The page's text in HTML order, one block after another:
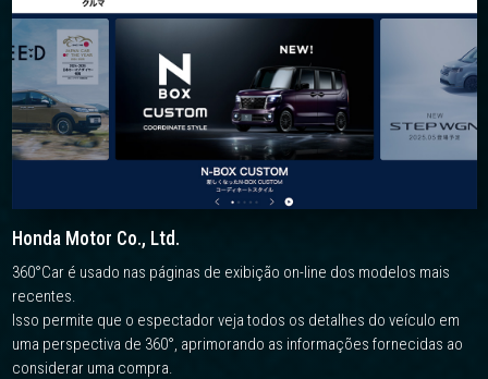
Honda Motor Co., Ltd.
360°Car é usado nas páginas de exibição on-line dos modelos mais
recentes.
Isso permite que o espectador veja todos os detalhes do veículo em
uma perspectiva de 360°, aprimorando as informações fornecidas ao
considerar uma compra.